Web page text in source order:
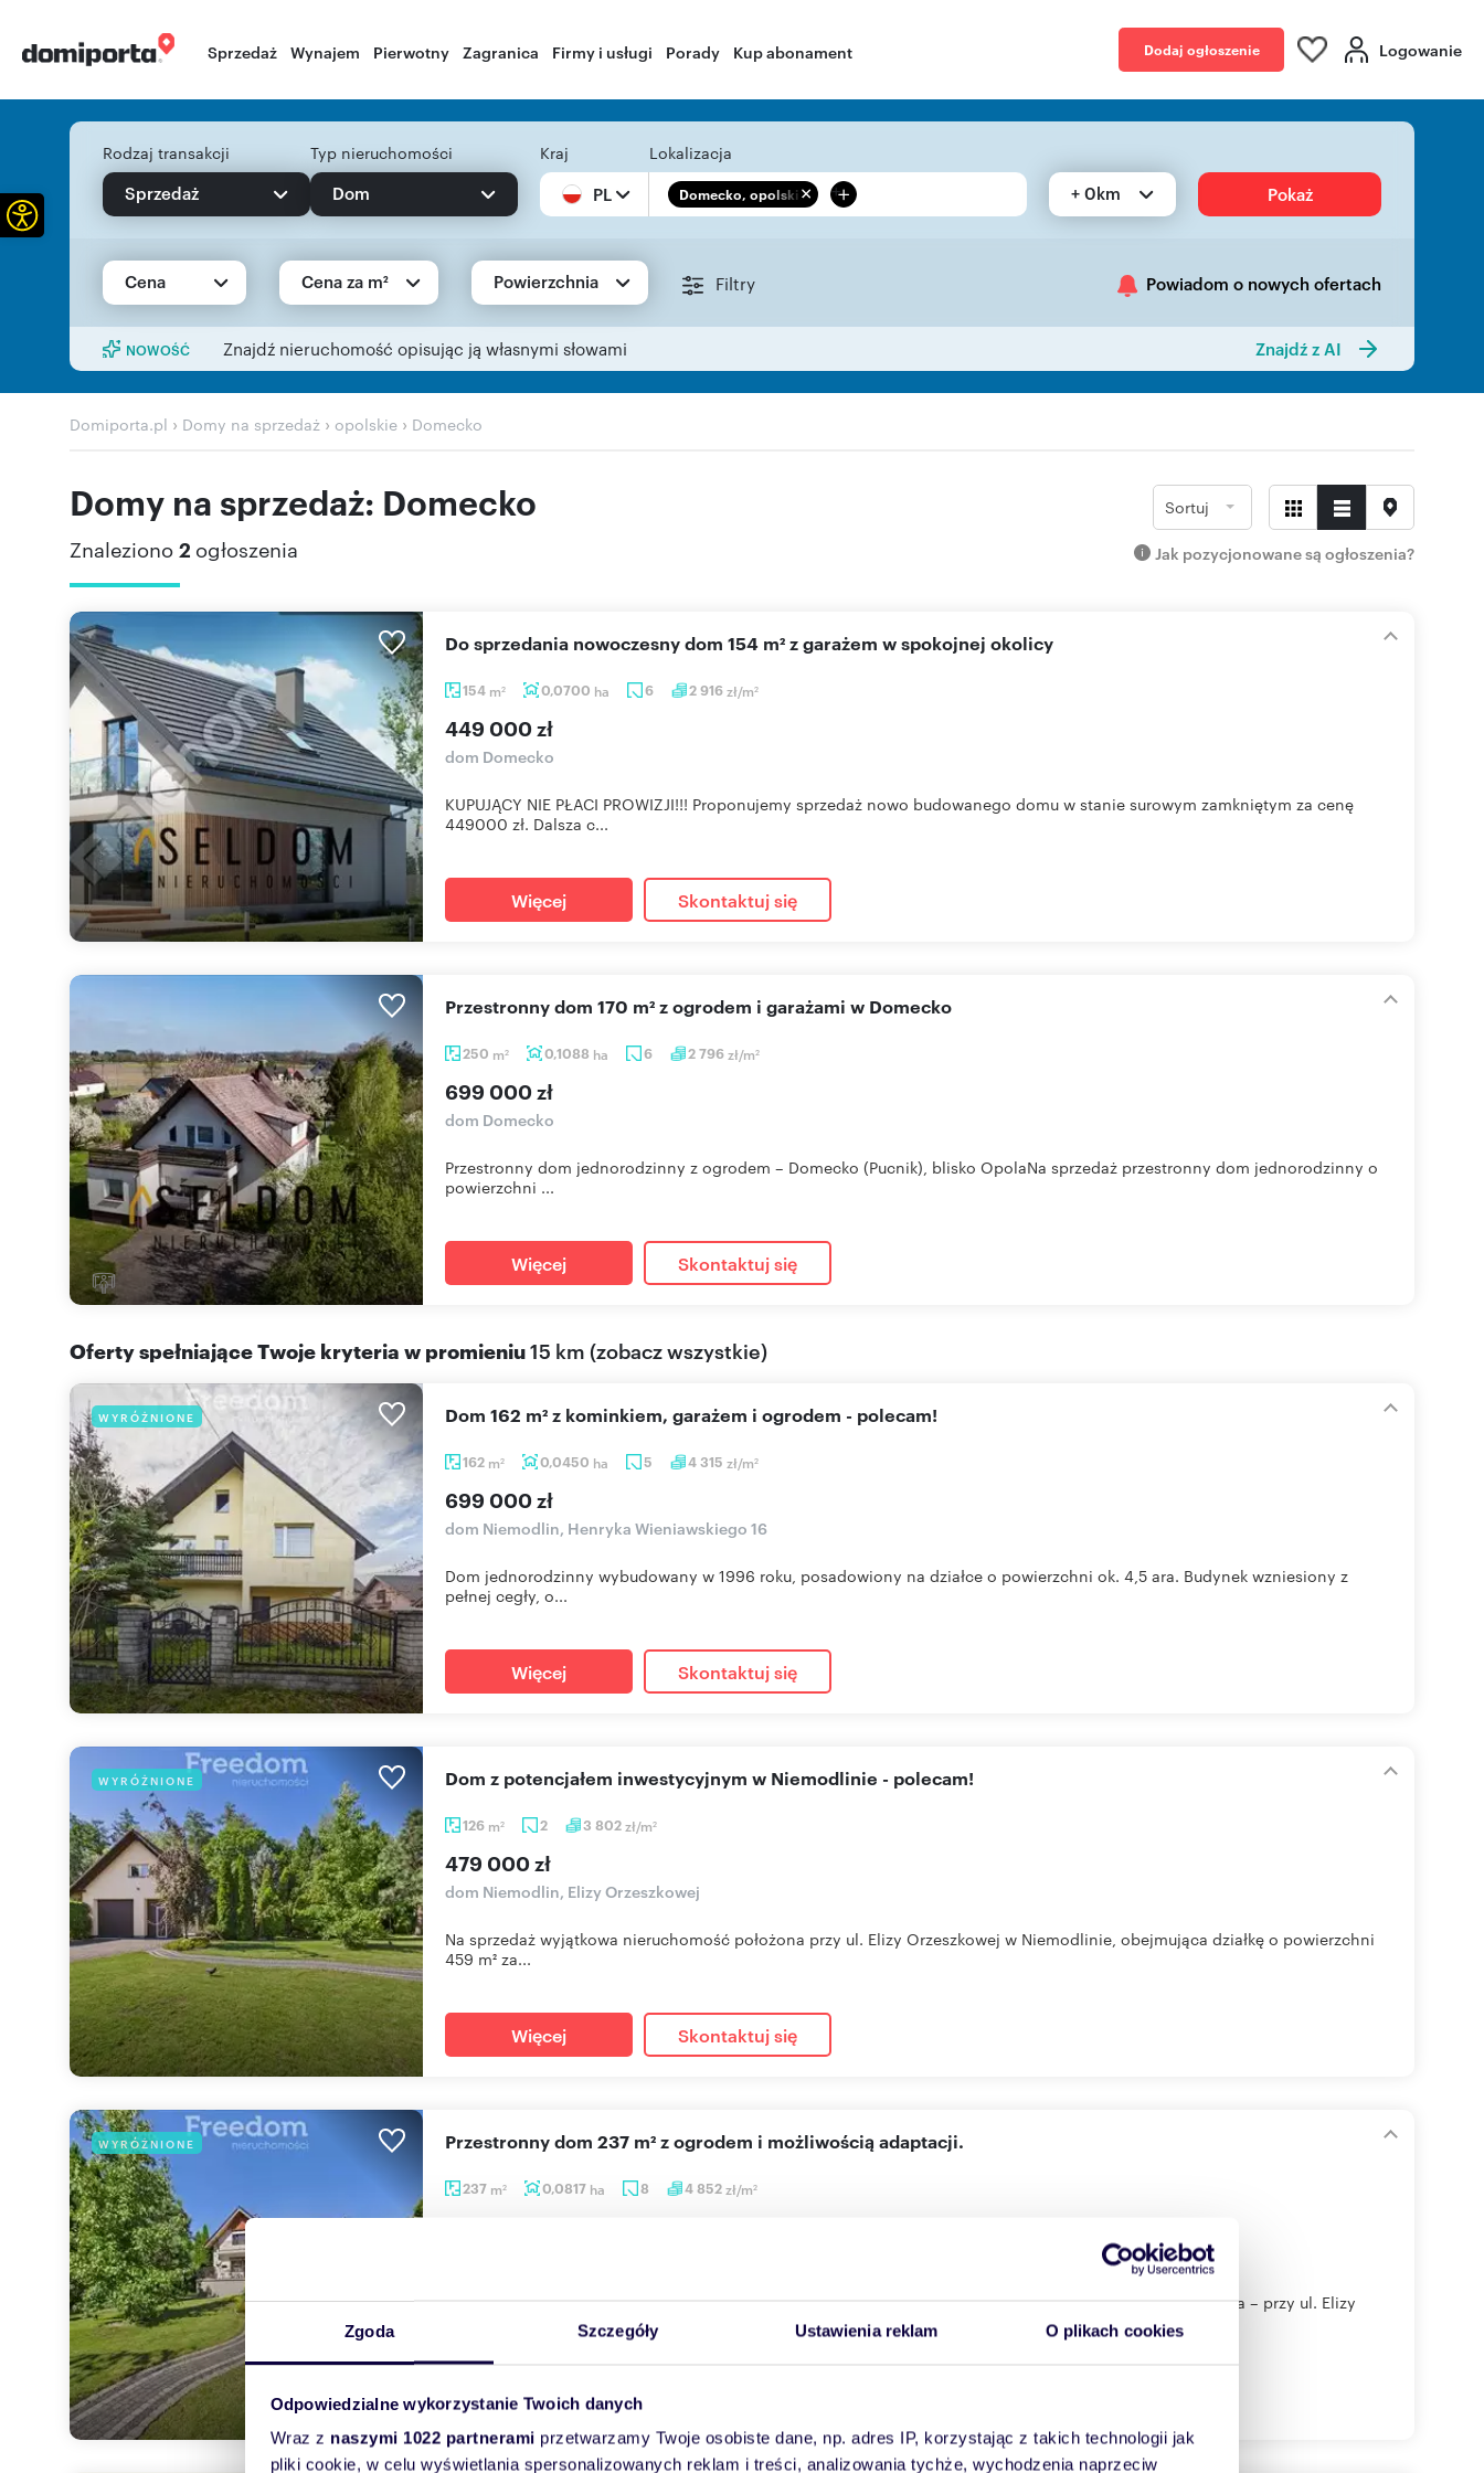
Zgoda Szczegóły Ustawienia reklam O plikach cookies
Odpowiedzialne wykorzystanie Twoich danych
Wraz z naszymi 1022 partnerami przetwarzamy Twoje osobiste dane, np. adres IP, korzystając z takich technologii jak
pliki cookie, w celu wyświetlania spersonalizowanych reklam i treści, analizowania tychże, wychodzenia naprzeciw
Sprzedaż Wynajem Pierwotny Zagranica Firmy i usługi Porady Kup abonament Dodaj ogłoszenie Logowanie
Rodzaj transakcji
Sprzedaż
Typ nieruchomości
Dom
Kraj
PL
Lokalizacja
Domecko, opolskie + + 0km Pokaż
Cena Cena za m² Powierzchnia Filtry Powiadom o nowych ofertach
NOWOŚĆ Znajdź nieruchomość opisując ją własnymi słowami Znajdź z AI
Domiporta.pl › Domy na sprzedaż › opolskie › Domecko
Domy na sprzedaż: Domecko
Znaleziono 2 ogłoszenia
Sortuj
Jak pozycjonowane są ogłoszenia?
154 m2 0,0700 ha 6 2 916zł/m2
Do sprzedania nowoczesny dom 154 m² z garażem w spokojnej okolicy
449 000 zł
dom Domecko
KUPUJĄCY NIE PŁACI PROWIZJI!!! Proponujemy sprzedaż nowo budowanego domu w stanie surowym zamkniętym za cenę
449000 zł. Dalsza c...
Więcej Skontaktuj się
250 m2 0,1088 ha 6 2 796zł/m2
Przestronny dom 170 m² z ogrodem i garażami w Domecko
699 000 zł
dom Domecko
Przestronny dom jednorodzinny z ogrodem – Domecko (Pucnik), blisko OpolaNa sprzedaż przestronny dom jednorodzinny o
powierzchni ...
Więcej Skontaktuj się
Oferty spełniające Twoje kryteria w promieniu15 km (zobacz wszystkie)
WYRÓŻNIONE
162 m2 0,0450 ha 5 4 315 zł/m2
Dom 162 m² z kominkiem, garażem i ogrodem - polecam!
699 000 zł
dom Niemodlin, Henryka Wieniawskiego 16
Dom jednorodzinny wybudowany w 1996 roku, posadowiony na działce o powierzchni ok. 4,5 ara. Budynek wzniesiony z
pełnej cegły, o...
Więcej Skontaktuj się
WYRÓŻNIONE
126 m2 2 3 802zł/m2
Dom z potencjałem inwestycyjnym w Niemodlinie - polecam!
479 000 zł
dom Niemodlin, Elizy Orzeszkowej
Na sprzedaż wyjątkowa nieruchomość położona przy ul. Elizy Orzeszkowej w Niemodlinie, obejmująca działkę o powierzchni
459 m² za...
Więcej Skontaktuj się
WYRÓŻNIONE
237 m2 0,0817 ha 8 4 852zł/m2
Przestronny dom 237 m² z ogrodem i możliwością adaptacji.
Na sprzedaż wyjątkowy dom jednorodzinny położony w jednej z najbardziej spokojnych części Niemodlina – przy ul. Elizy
Więcej
Otwórz pasek narzędzi